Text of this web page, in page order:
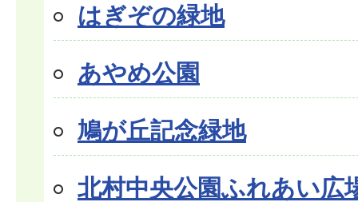
はぎぞの緑地
あやめ公園
鳩が丘記念緑地
北村中央公園ふれあい広